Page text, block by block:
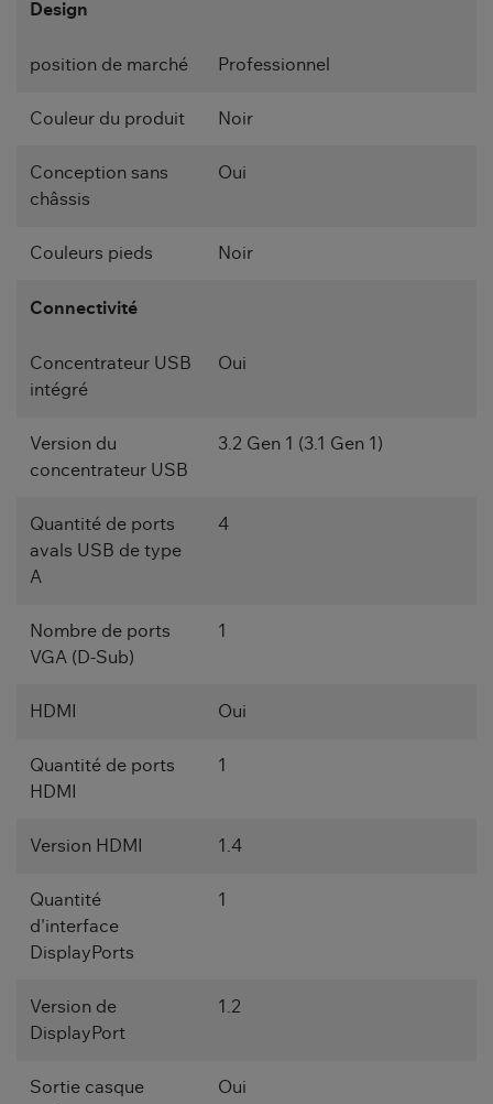
Design
position de marché Professionnel
Couleur du produit Noir
Conception sans
châssis
Oui
Couleurs pieds Noir
Connectivité
Concentrateur USB
intégré
Oui
Version du
concentrateur USB
3.2 Gen 1 (3.1 Gen 1)
Quantité de ports
avals USB de type
A
4
Nombre de ports
VGA (D-Sub)
1
HDMI Oui
Quantité de ports
HDMI
1
Version HDMI 1.4
Quantité
d'interface
DisplayPorts
1
Version de
DisplayPort
1.2
Sortie casque
Oui